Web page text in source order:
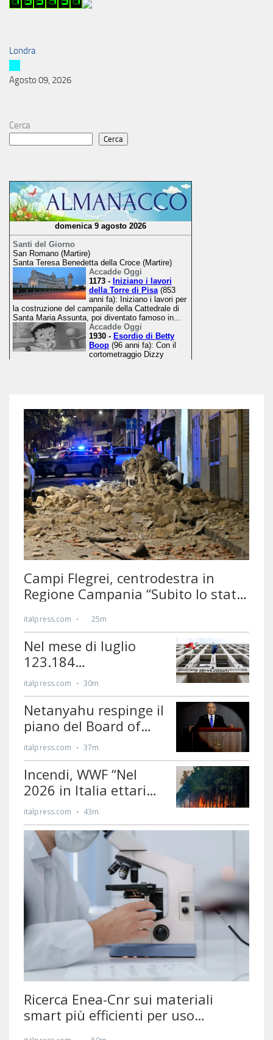
Londra
Agosto 09, 2026
Cerca
Cerca